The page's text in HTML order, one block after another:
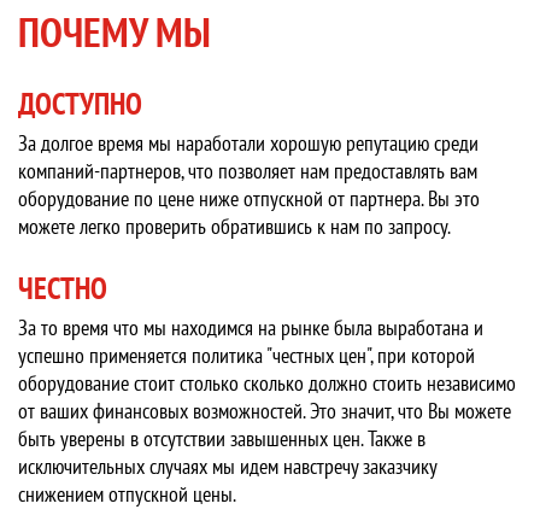
ПОЧЕМУ МЫ
ДОСТУПНО
За долгое время мы наработали хорошую репутацию среди
компаний-партнеров, что позволяет нам предоставлять вам
оборудование по цене ниже отпускной от партнера. Вы это
можете легко проверить обратившись к нам по запросу.
ЧЕСТНО
За то время что мы находимся на рынке была выработана и
успешно применяется политика "честных цен", при которой
оборудование стоит столько сколько должно стоить независимо
от ваших финансовых возможностей. Это значит, что Вы можете
быть уверены в отсутствии завышенных цен. Также в
исключительных случаях мы идем навстречу заказчику
снижением отпускной цены.